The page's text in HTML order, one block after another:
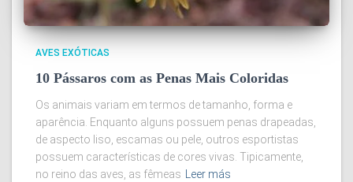
AVES EXÓTICAS
10 Pássaros com as Penas Mais Coloridas
Os animais variam em termos de tamanho, forma e
aparência. Enquanto alguns possuem penas drapeadas,
de aspecto liso, escamas ou pele, outros esportistas
possuem características de cores vivas. Tipicamente,
no reino das aves, as fêmeas
Leer más